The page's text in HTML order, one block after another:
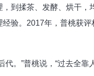
到揉茶、发酵、烘干，
验。2017年，普桃获
。”普桃说，“过去全靠